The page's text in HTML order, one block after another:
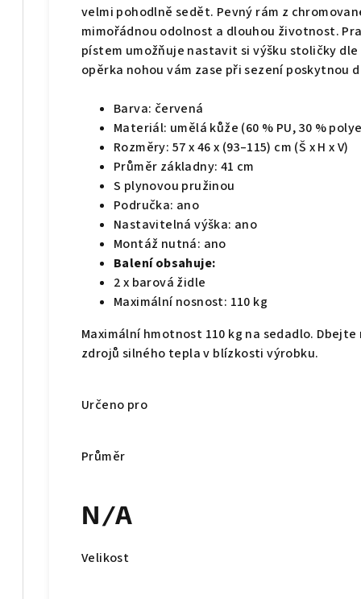
velmi pohodlně sedět. Pevný rám z
mimořádnou odolnost a dlouhou životnost.
pístem umožňuje nastavit si výšku stoličky
opěrka nohou vám zase při sezení poskytnou
Barva: červená
Materiál: umělá kůže (60 % PU, 30 %
Rozměry: 57 x 46 x (93–115) cm (Š x H x V)
Průměr základny: 41 cm
S plynovou pružinou
Područka: ano
Nastavitelná výška: ano
Montáž nutná: ano
Balení obsahuje:
2 x barová židle
Maximální nosnost: 110 kg
Maximální hmotnost 110 kg na sedadlo.
zdrojů silného tepla v blízkosti výrobku.
Určeno pro
Průměr
N/A
Velikost